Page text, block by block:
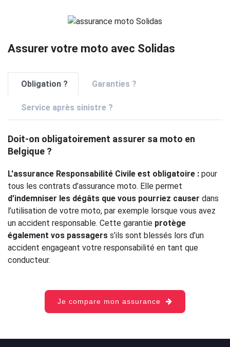
Assurer votre moto avec Solidas
Obligation ? Garanties ?
Service après sinistre ?
Doit-on obligatoirement assurer sa moto en
Belgique ?
L'assurance Responsabilité Civile est obligatoire : pour
tous les contrats d’assurance moto. Elle permet
d’indemniser les dégâts que vous pourriez causer dans
l’utilisation de votre moto, par exemple lorsque vous avez
un accident responsable. Cette garantie protège
également vos passagers s’ils sont blessés lors d’un
accident engageant votre responsabilité en tant que
conducteur.
Je compare mon assurance